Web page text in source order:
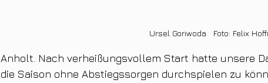
Ursel Goriwoda   Foto: Felix
Anholt. Nach verheißungsvollem Start hatte unsere
die Saison ohne Abstiegssorgen durchspielen zu